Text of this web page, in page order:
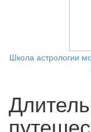
Школа астрологии